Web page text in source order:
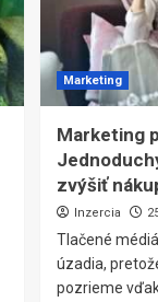
Marketing
Marketing
zvýšiť
Inzercia
Tlačené
úzadia,
pozrieme